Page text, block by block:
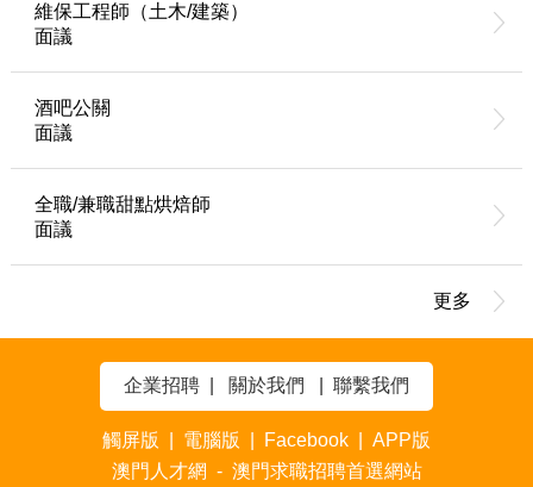
維保工程師（土木/建築）
面議
酒吧公關
面議
全職/兼職甜點烘焙師
面議
更多
企業招聘 關於我們 聯繫我們
觸屏版 電腦版 Facebook
APP版
澳門人才網 - 澳門求職招聘首選網站